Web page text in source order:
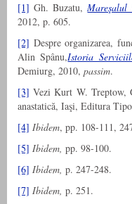
[1] Gh. Buzatu,
2012, p. 605.
[2] Despre organizarea,
Alin Spânu,Istoria
Demiurg, 2010, passim.
[3] Vezi Kurt W. Treptow,
anastatică, Iaşi, Editura
[4] Ibidem, pp. 108-111,
[5] Ibidem, pp. 98-100.
[6] Ibidem, p. 247-248.
[7] Ibidem, p. 251.